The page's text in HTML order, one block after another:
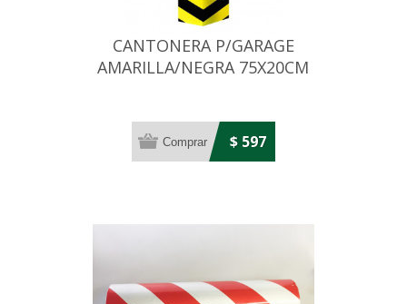
CANTONERA P/GARAGE
AMARILLA/NEGRA 75X20CM
$ 597